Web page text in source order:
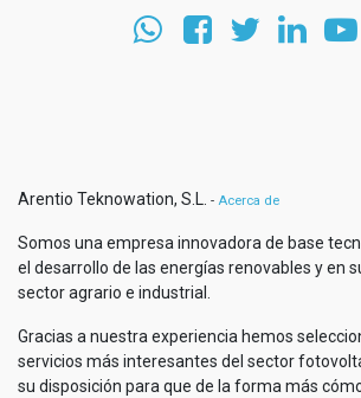
Arentio Teknowation, S.L. - Acerca de
Somos una empresa innovadora de base
el desarrollo de las energías renovables y en
sector agrario e industrial.
Gracias a nuestra experiencia hemos
servicios más interesantes del sector
su disposición para que de la forma más